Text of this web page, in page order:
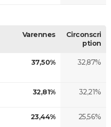
Varennes
Circonscri
ption
37,50% 32,87%
32,81% 32,21%
23,44% 25,56%